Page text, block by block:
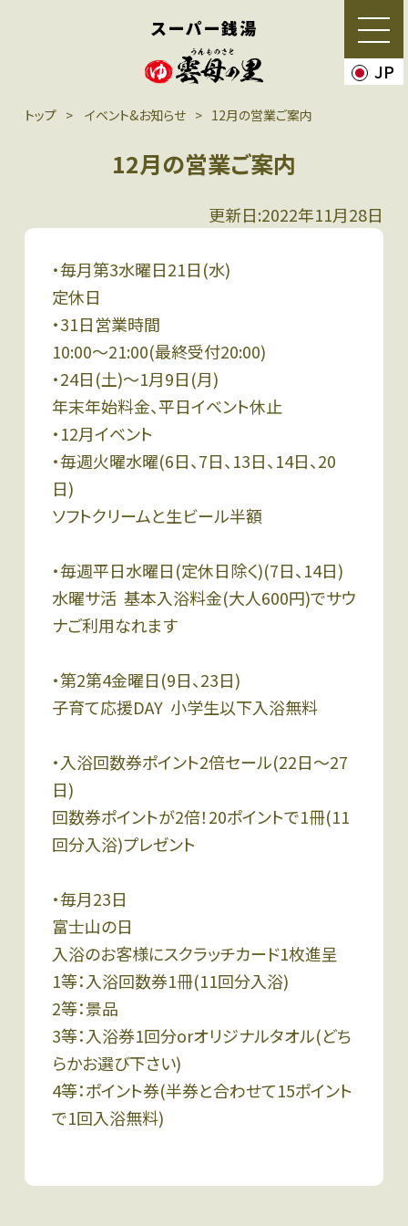
スーパー銭湯
JP
トップ イベント&お知らせ 12月の営業ご案内
12月の営業ご案内
更新日:2022年11月28日
・毎月第3水曜日21日(水)
定休日
・31日営業時間
10:00〜21:00(最終受付20:00)
・24日(土)〜1月9日(月)
年末年始料金、平日イベント休止
・12月イベント
・毎週火曜水曜(6日、7日、13日、14日、20
日)
ソフトクリームと生ビール半額
・毎週平日水曜日(定休日除く)(7日、14日)
水曜サ活 基本入浴料金(大人600円)でサウ
ナご利用なれます
・第2第4金曜日(9日、23日)
子育て応援DAY 小学生以下入浴無料
・入浴回数券ポイント2倍セール(22日〜27
日)
回数券ポイントが2倍！20ポイントで1冊(11
回分入浴)プレゼント
・毎月23日
富士山の日
入浴のお客様にスクラッチカード1枚進呈
1等：入浴回数券1冊(11回分入浴)
2等：景品
3等：入浴券1回分orオリジナルタオル(どち
らかお選び下さい)
4等：ポイント券(半券と合わせて15ポイント
で1回入浴無料)